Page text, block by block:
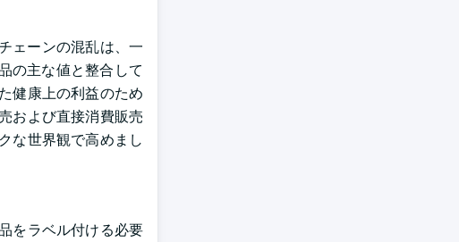
ェーンの混乱は、一
の主な値と整合して
健康上の利益のため
および直接消費販売
な世界観で高めまし
をラベル付ける必要